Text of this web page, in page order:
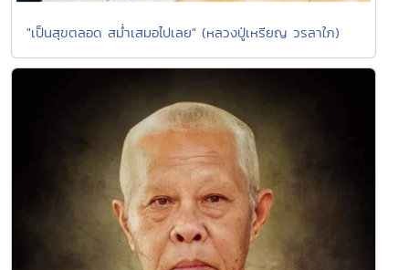
"เป็นสุขตลอด สม่ำเสมอไปเลย" (หลวงปู่เหรียญ วรลาใภ)